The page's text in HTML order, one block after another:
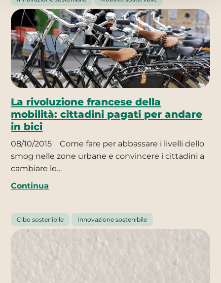
La rivoluzione francese della
mobilità: cittadini pagati per andare
in bici
08/10/2015
Come fare per abbassare i livelli dello
smog nelle zone urbane e convincere i cittadini a
cambiare le…
Continua
Cibo sostenibile Innovazione sostenibile